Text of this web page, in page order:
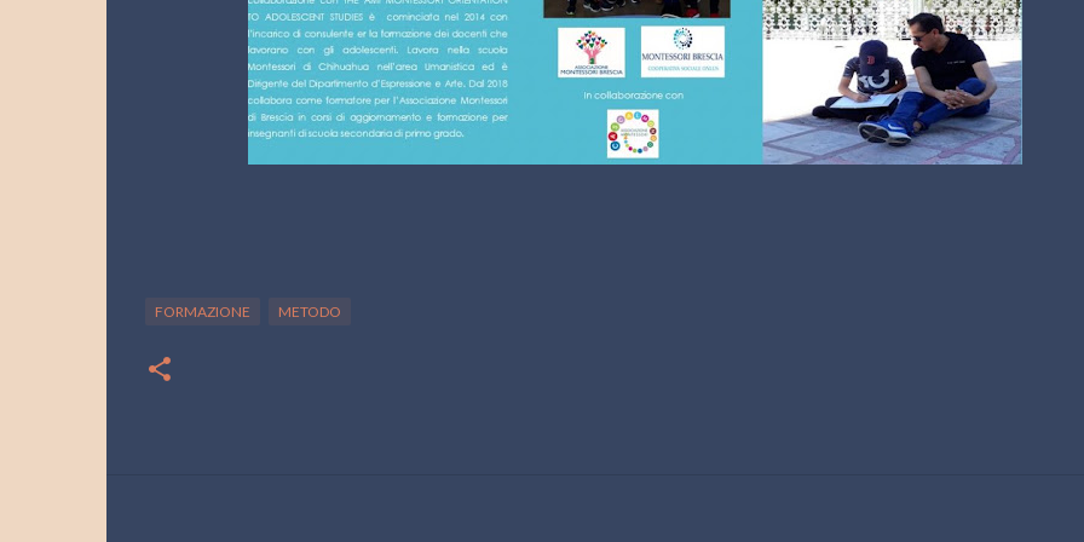
FORMAZIONE METODO